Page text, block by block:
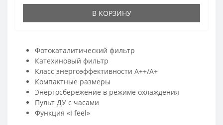
В КОРЗИНУ
Фотокаталитический фильтр
Катехиновый фильтр
Класс энергоэффективности А++/А+
Компактные размеры
Энергосбережение в режиме охлаждения
Пульт ДУ с часами
Функция «I feel»